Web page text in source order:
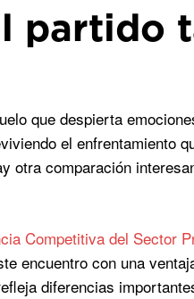
partido
que despierta
el enfrentamiento
otra comparación
Competitiva del Sector
encuentro con una
diferencias